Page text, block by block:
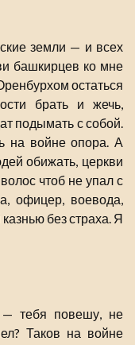
земли — и всех
башкирцев ко мне
остаться
брать и жечь,
подымать с собой.
на войне опора. А
обижать, церкви
чтоб не упал с
офицер, воевода,
без страха. Я
тебя повешу, не
Таков на войне